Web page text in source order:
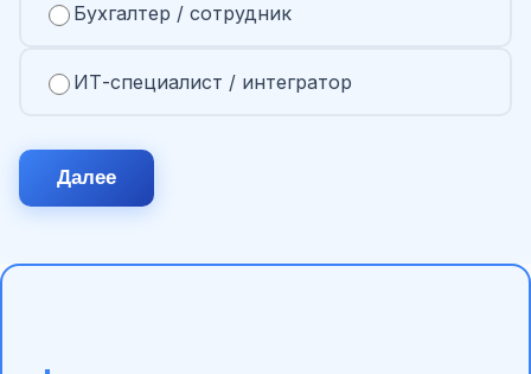
Бухгалтер / сотрудник
ИТ-специалист / интегратор
Далее